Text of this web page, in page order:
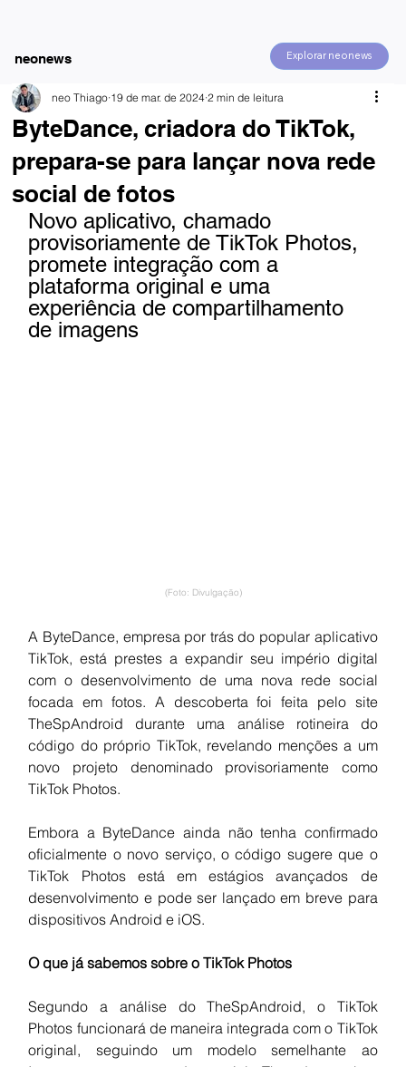
Explorar neonews
neonews
ByteDance, criadora do TikTok,
prepara-se para lançar nova rede
social de fotos
neo Thiago 19 de mar. de 2024 2 min de leitura
Novo aplicativo, chamado
provisoriamente de TikTok Photos,
promete integração com a
plataforma original e uma
experiência de compartilhamento
de imagens
(Foto: Divulgação)
A ByteDance, empresa por trás do popular aplicativo
TikTok, está prestes a expandir seu império digital
com o desenvolvimento de uma nova rede social
focada em fotos. A descoberta foi feita pelo site
TheSpAndroid durante uma análise rotineira do
código do próprio TikTok, revelando menções a um
novo projeto denominado provisoriamente como
TikTok Photos.
Embora a ByteDance ainda não tenha confirmado
oficialmente o novo serviço, o código sugere que o
TikTok Photos está em estágios avançados de
desenvolvimento e pode ser lançado em breve para
dispositivos Android e iOS.
O que já sabemos sobre o TikTok Photos
Segundo a análise do TheSpAndroid, o TikTok
Photos funcionará de maneira integrada com o TikTok
original, seguindo um modelo semelhante ao